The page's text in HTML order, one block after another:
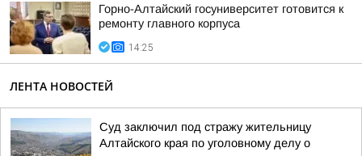
Горно-Алтайский госуниверситет готовится к
ремонту главного корпуса
14:25
ЛЕНТА НОВОСТЕЙ
Суд заключил под стражу жительницу
Алтайского края по уголовному делу о